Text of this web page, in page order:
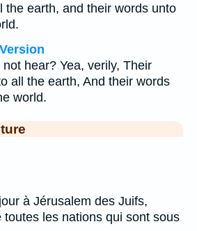
the earth, and their words unto
hear? Yea, verily, Their
all the earth, And their words
world.
à Jérusalem des Juifs,
toutes les nations qui sont sous